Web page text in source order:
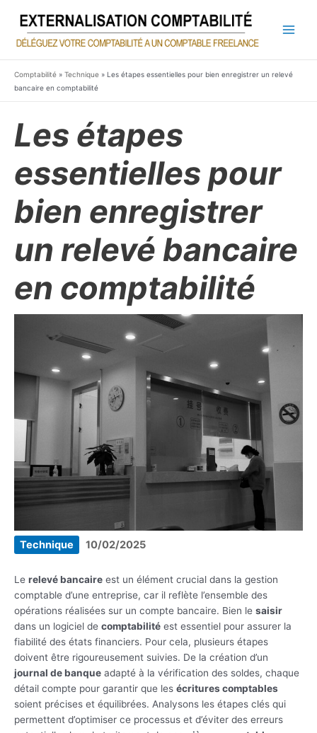
contenu
Comptabilité » Technique » Les étapes essentielles pour bien enregistrer un relevé
bancaire en comptabilité
Les étapes
essentielles pour
bien enregistrer
un relevé bancaire
en comptabilité
Technique 10/02/2025
Le relevé bancaire est un élément crucial dans la gestion
comptable d’une entreprise, car il reflète l’ensemble des
opérations réalisées sur un compte bancaire. Bien le saisir
dans un logiciel de comptabilité est essentiel pour assurer la
fiabilité des états financiers. Pour cela, plusieurs étapes
doivent être rigoureusement suivies. De la création d’un
journal de banque adapté à la vérification des soldes, chaque
détail compte pour garantir que les écritures comptables
soient précises et équilibrées. Analysons les étapes clés qui
permettent d’optimiser ce processus et d’éviter des erreurs